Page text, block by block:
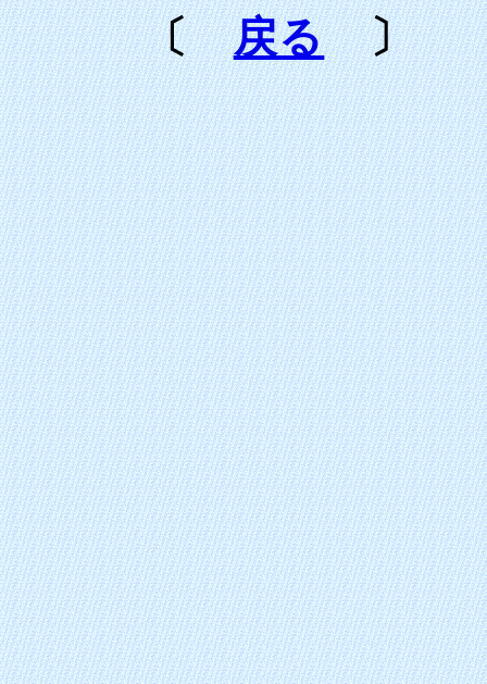
〔戻る〕